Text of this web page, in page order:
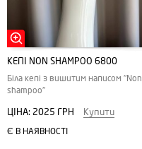
КЕПІ NON SHAMPOO 6800
Біла кепі з вишитим написом "Non
shampoo"
ЦІНА: 2025 ГРН Купити
Є В НАЯВНОСТІ